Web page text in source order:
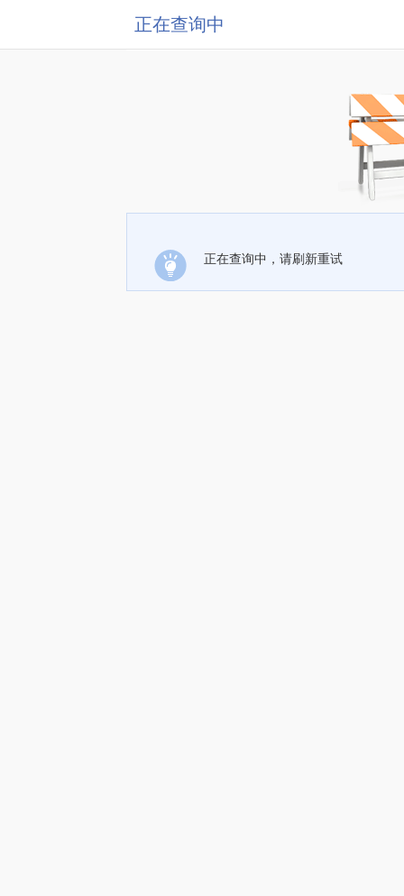
正在查询中
正在查询中，请刷新重试